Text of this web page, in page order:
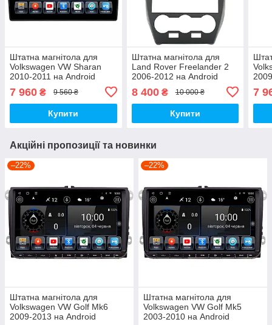
Штатна магнітола для
Volkswagen VW Sharan
2010-2011 на Android
7 960 ₴ 9 560 ₴
Купити
Штатна магнітола для
Land Rover Freelander 2
2006-2012 на Android
8 400₴ 10 000 ₴
Купити
7
Акційні пропозиції та новинки
–22%
Штатна магнітола для
Volkswagen VW Golf Mk6
2009-2013 на Android
–22%
Штатна магнітола для
Volkswagen VW Golf Mk5
2003-2010 на Android